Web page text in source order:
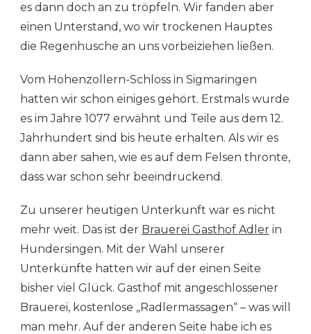
es dann doch an zu tröpfeln. Wir fanden aber
einen Unterstand, wo wir trockenen Hauptes
die Regenhusche an uns vorbeiziehen ließen.
Vom Hohenzollern-Schloss in Sigmaringen
hatten wir schon einiges gehört. Erstmals wurde
es im Jahre 1077 erwähnt und Teile aus dem 12.
Jahrhundert sind bis heute erhalten. Als wir es
dann aber sahen, wie es auf dem Felsen thronte,
dass war schon sehr beeindruckend.
Zu unserer heutigen Unterkunft war es nicht
mehr weit. Das ist der Brauerei Gasthof Adler in
Hundersingen. Mit der Wahl unserer
Unterkünfte hatten wir auf der einen Seite
bisher viel Glück. Gasthof mit angeschlossener
Brauerei, kostenlose „Radlermassagen“ – was will
man mehr. Auf der anderen Seite habe ich es